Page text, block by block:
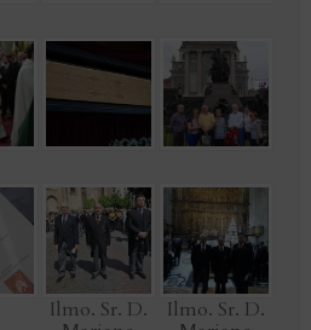
Ilmo. Sr. D.
Ilmo. Sr. D.